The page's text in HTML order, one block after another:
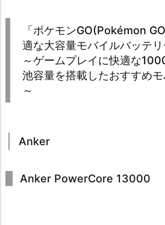
「ポケモンGO(Pokémon
適な大容量モバイルバッテ
～ゲームプレイに快適な
池容量を搭載したおすすめ
～
Anker
Anker PowerCore 13000